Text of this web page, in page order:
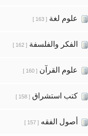
علوم لغة [ 163 ]
الفكر والفلسفة [ 162 ]
علوم القرآن [ 160 ]
كتب استشراق [ 158 ]
أصول الفقه [ 157 ]